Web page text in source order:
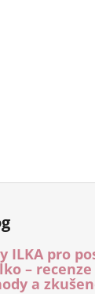
ILKA pro
–
a